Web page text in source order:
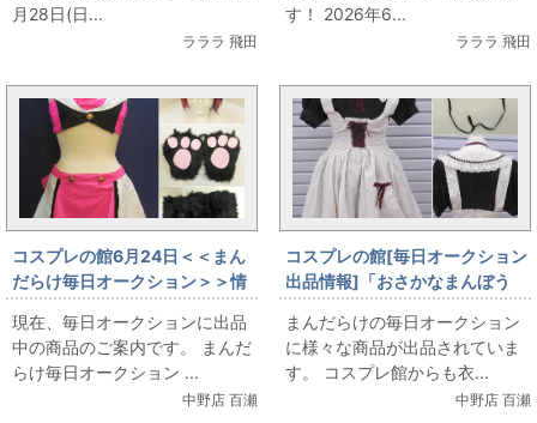
月28日(日...
ラララ 飛田
す！ 2026年6...
ラララ 飛田
コスプレの館6月24日＜＜まん
だらけ毎日オークション＞＞情
報です
現在、毎日オークションに出品
中の商品のご案内です。 まんだ
らけ毎日オークション ...
中野店 百瀬
コスプレの館[毎日オークション
出品情報]「おさかなまんぼう
(May Doll)/ミニ丈メイド服/女
性用Mサイズ程度(日本サイズ)/
コスプレ衣装」を出品していま
す
まんだらけの毎日オークション
に様々な商品が出品されていま
す。 コスプレ館からも衣...
中野店 百瀬